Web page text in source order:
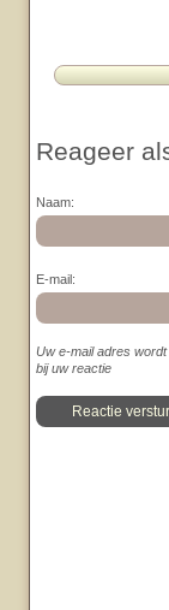
Reageer
Naam:
E-mail:
Uw e-mail adres wordt
bij uw reactie